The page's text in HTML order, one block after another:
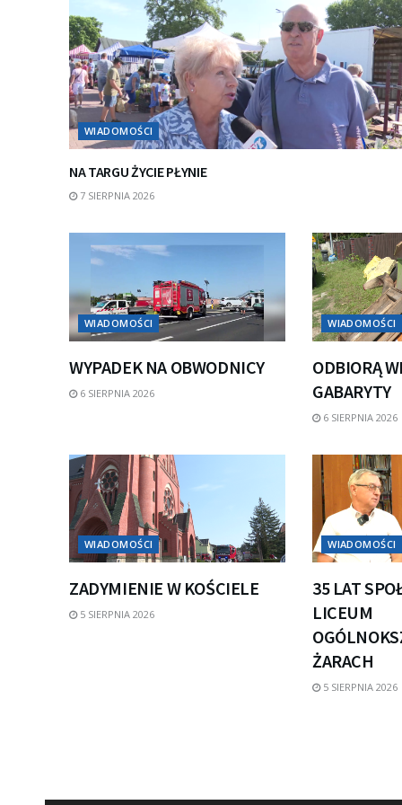
WIADOMOŚCI
NA TARGU ŻYCIE PŁYNIE
7 SIERPNIA 2026
WIADOMOŚCI
WYPADEK NA OBWODNICY
6 SIERPNIA 2026
WIADOMOŚCI
ODBIORĄ
GABARYTY
6 SIERPNIA 2026
WIADOMOŚCI
ZADYMIENIE W KOŚCIELE
5 SIERPNIA 2026
WIADOMOŚCI
35 LAT
LICEUM
ŻARACH
5 SIERPNIA 2026